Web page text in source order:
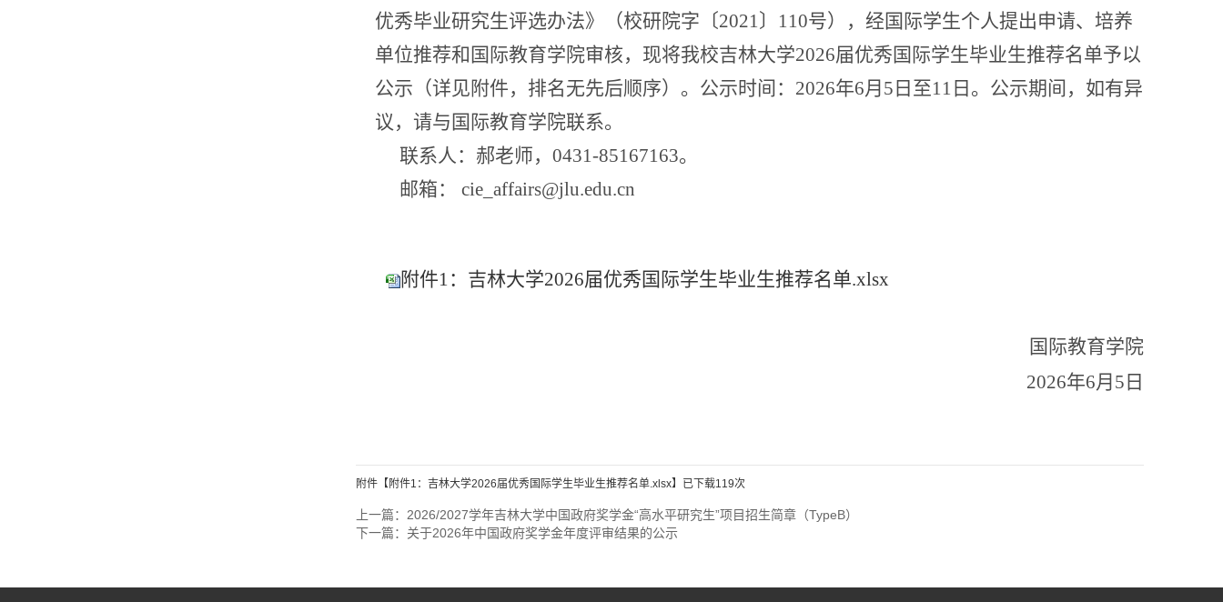
优秀毕业研究生评选办法》（校研院字〔2021〕 110号）
，经国际学生个人提出申请、培养
单位推荐和国际教育学院审核，现将我校吉林大学2026届优秀国际学生毕业生推荐名单予以
公示（详见附件，排名无先后顺序）。公示时间： 2026年6月 5 日至11 日 。公示期间，如有异
议，请与国际教育学院联系。
联系人： 郝老师，0431-85167163。
邮箱：
cie_affairs@jlu.edu.cn
附件1：吉林大学2026届优秀国际学生毕业生推荐名单.xlsx
国际教育学院
2026年6月 5 日
附件【 附件1：吉林大学2026届优秀国际学生毕业生推荐名单.xlsx】已下载119次
上一篇： 2026/2027学年吉林大学中国政府奖学金“高水平研究生”项目招生简章（TypeB）
下一篇： 关于2026年中国政府奖学金年度评审结果的公示